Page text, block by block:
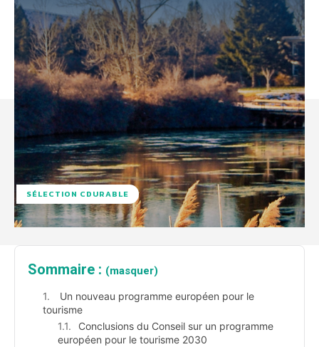
SÉLECTION CDURABLE
Sommaire : (masquer)
Un nouveau programme européen pour le
tourisme
Conclusions du Conseil sur un programme
européen pour le tourisme 2030